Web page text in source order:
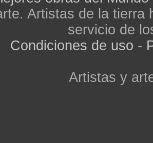
Artistas de la tierra
servicio de
Condiciones de uso -
Artistas y